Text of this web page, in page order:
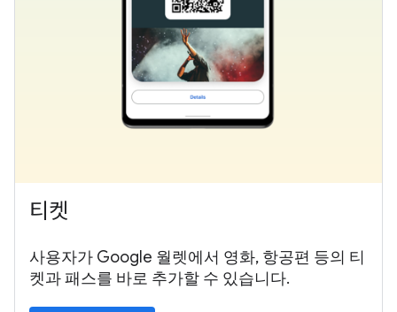
티켓
사용자가 Google 월렛에서 영화, 항공편 등의 티
켓과 패스를 바로 추가할 수 있습니다.